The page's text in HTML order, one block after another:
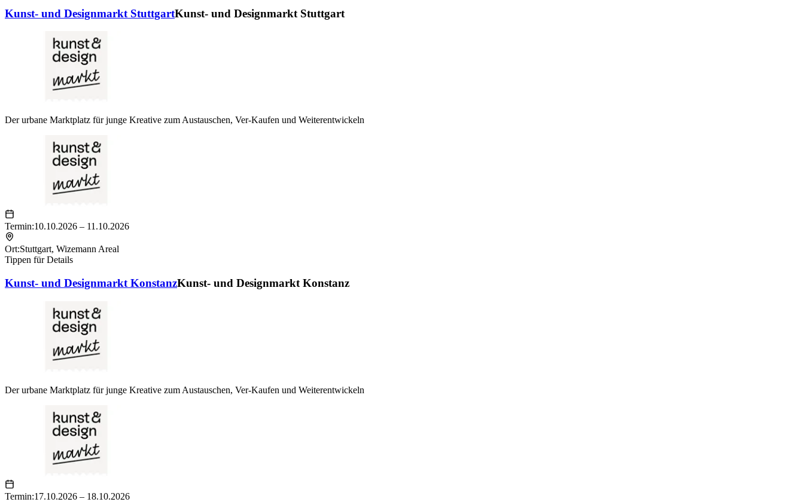
Kunst- und Designmarkt StuttgartKunst- und Designmarkt Stuttgart
Der urbane Marktplatz für junge Kreative zum Austauschen, Ver-Kaufen und Weiterentwickeln
Termin:10.10.2026 – 11.10.2026
Ort:Stuttgart, Wizemann Areal
Tippen für Details
Kunst- und Designmarkt KonstanzKunst- und Designmarkt Konstanz
Der urbane Marktplatz für junge Kreative zum Austauschen, Ver-Kaufen und Weiterentwickeln
Termin:17.10.2026 – 18.10.2026